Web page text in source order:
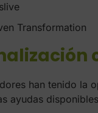
Transformation
han tenido la
ayudas